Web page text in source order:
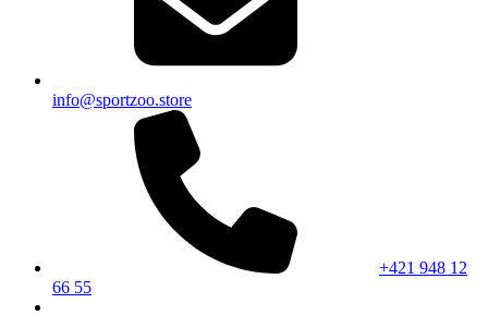
info@sportzoo.store
+421 948 12
66 55